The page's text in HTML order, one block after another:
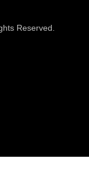
Reserved.